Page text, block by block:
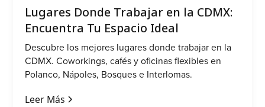
Lugares Donde Trabajar en la CDMX:
Encuentra Tu Espacio Ideal
Descubre los mejores lugares donde trabajar en la
CDMX. Coworkings, cafés y oficinas flexibles en
Polanco, Nápoles, Bosques e Interlomas.
Leer Más